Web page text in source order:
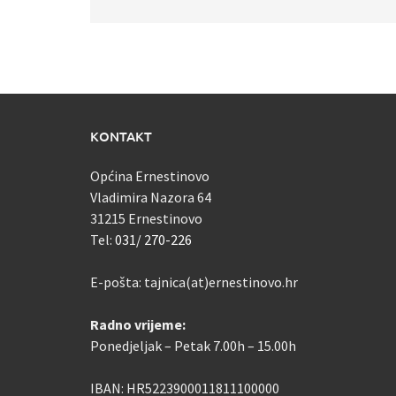
KONTAKT
Općina Ernestinovo
Vladimira Nazora 64
31215 Ernestinovo
Tel: 031/ 270-226
E-pošta: tajnica(at)ernestinovo.hr
Radno vrijeme:
Ponedjeljak – Petak 7.00h – 15.00h
IBAN: HR5223900011811100000